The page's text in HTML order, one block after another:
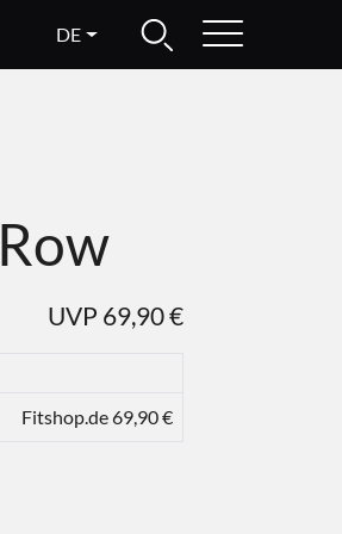
DE
UVP 69,90 €
Fitshop.de 69,90 €